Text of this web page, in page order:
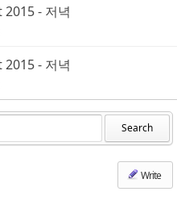
- 저녁
- 저녁
Search
Write